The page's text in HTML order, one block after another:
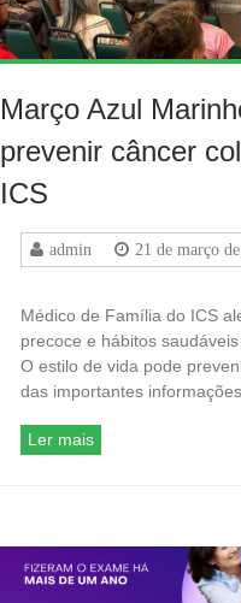
Março Azul
prevenir câncer
ICS
admin 21 de março
Médico de Família do ICS
precoce e hábitos
O estilo de vida pode
das importantes
Ler mais